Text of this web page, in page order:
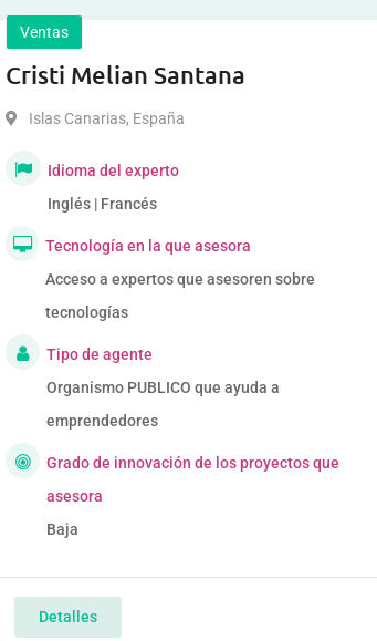
Ventas
Cristi Melian Santana
Islas Canarias, España
Idioma del experto
Inglés | Francés
Tecnología en la que asesora
Acceso a expertos que asesoren sobre
tecnologías
Tipo de agente
Organismo PUBLICO que ayuda a
emprendedores
Grado de innovación de los proyectos que
asesora
Baja
Detalles